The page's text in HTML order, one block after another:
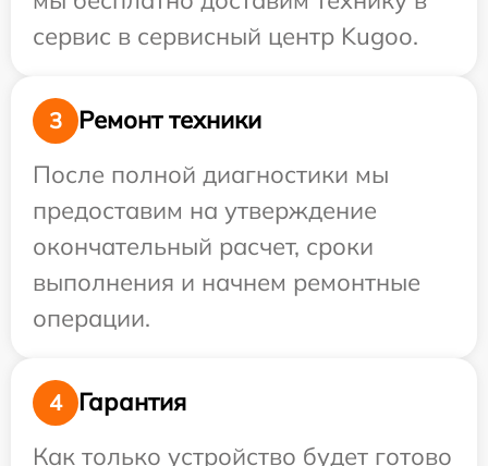
сервис в сервисный центр Kugoo.
3
Ремонт техники
После полной диагностики мы
предоставим на утверждение
окончательный расчет, сроки
выполнения и начнем ремонтные
операции.
4
Гарантия
Как только устройство будет готово